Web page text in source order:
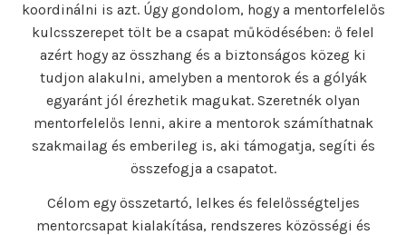
koordinálni is azt. Úgy gondolom, hogy a mentorfelelős
kulcsszerepet tölt be a csapat működésében: ő felel
azért hogy az összhang és a biztonságos közeg ki
tudjon alakulni, amelyben a mentorok és a gólyák
egyaránt jól érezhetik magukat. Szeretnék olyan
mentorfelelős lenni, akire a mentorok számíthatnak
szakmailag és emberileg is, aki támogatja, segíti és
összefogja a csapatot.
Célom egy összetartó, lelkes és felelősségteljes
mentorcsapat kialakítása, rendszeres közösségi és